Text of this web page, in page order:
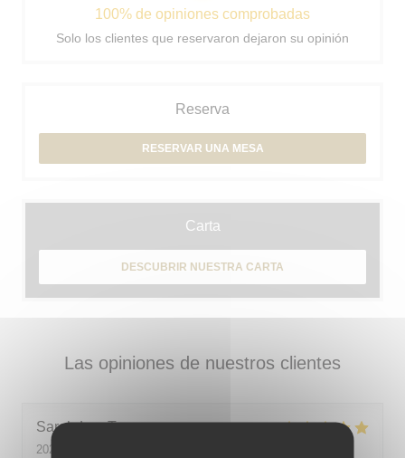
Las opiniones de nuestros clientes
Sarah-Lou T
2026-08-03
100% de opiniones comprobadas
Solo los clientes que reservaron dejaron su opinión
Reserva
RESERVAR UNA MESA
Carta
DESCUBRIR NUESTRA CARTA